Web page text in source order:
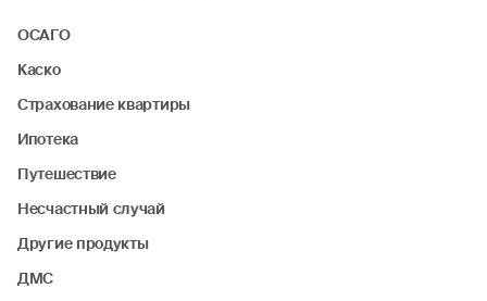
ОСАГО
Каско
Страхование квартиры
Ипотека
Путешествие
Несчастный случай
Другие продукты
ДМС